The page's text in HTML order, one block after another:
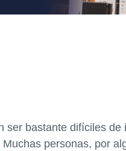
ser bastante difíciles
personas, por